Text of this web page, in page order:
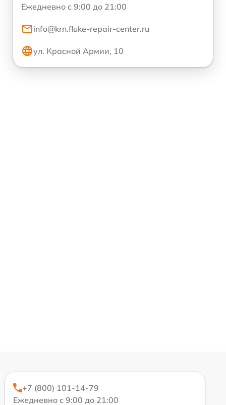
Ежедневно с 9:00 до 21:00
info@krn.fluke-repair-center.ru
ул. Красной Армии, 10
+7 (800) 101-14-79
Ежедневно с 9:00 до 21:00